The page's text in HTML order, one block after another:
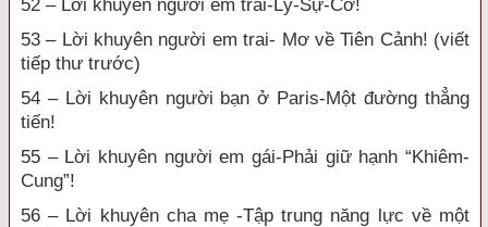
52 – Lời khuyên người em trai-Lý-Sự-Cơ!
53 – Lời khuyên người em trai- Mơ về Tiên Cảnh! (viết
tiếp thư trước)
54 – Lời khuyên người bạn ở Paris-Một đường thẳng
tiến!
55 – Lời khuyên người em gái-Phải giữ hạnh “Khiêm-
Cung”!
56 – Lời khuyên cha mẹ -Tập trung năng lực về một